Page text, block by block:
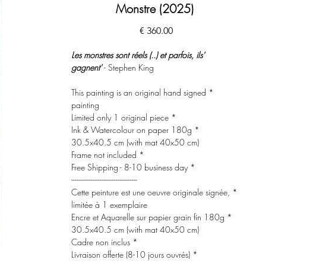
Monstre (2025)
‏360.00 € السعر
'Les monstres sont réels (..) et parfois, ils
gagnent'- Stephen King
* This painting is an original hand signed
painting
* Limited only 1 original piece
* Ink & Watercolour on paper 180g
30.5x40.5 cm (with mat 40x50 cm)
* Frame not included
* Free Shipping - 8-10 business day
-------------------------------------
* Cette peinture est une oeuvre originale signée,
limitée à 1 exemplaire
* Encre et Aquarelle sur papier grain fin 180g
30.5x40.5 cm (with mat 40x50 cm)
* Cadre non inclus
* Livraison offerte (8-10 jours ouvrés)